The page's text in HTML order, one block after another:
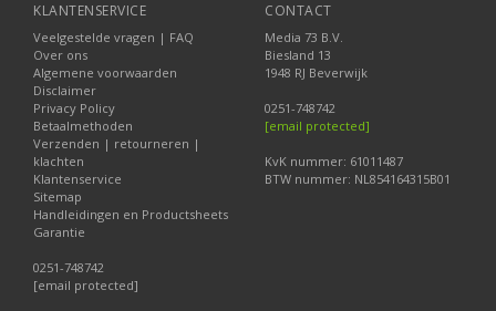
KLANTENSERVICE
Veelgestelde vragen | FAQ
Over ons
Algemene voorwaarden
Disclaimer
Privacy Policy
Betaalmethoden
Verzenden | retourneren |
klachten
Klantenservice
Sitemap
Handleidingen en Productsheets
Garantie
0251-748742
[email protected]
CONTACT
Media 73 B.V.
Biesland 13
1948 RJ Beverwijk
0251-748742
[email protected]
KvK nummer: 61011487
BTW nummer: NL854164315B01